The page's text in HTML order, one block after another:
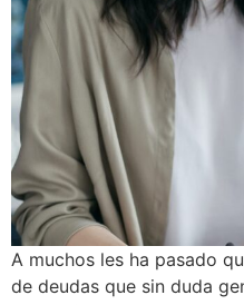
A muchos les ha pasado
de deudas que sin duda